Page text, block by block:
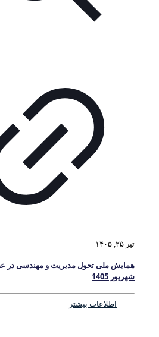
تیر ۲۵, ۱۴۰۵
همایش ملی تحول مدیریت و مهندسی در
شهریور 1405
اطلاعات بیشتر